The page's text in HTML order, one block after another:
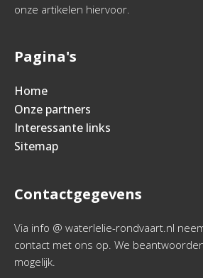
onze artikelen hiervoor.
Pagina's
Home
Onze partners
Interessante links
Sitemap
Contactgegevens
Via info @ waterlelie-rondvaart.nl
contact met ons op. We
mogelijk.